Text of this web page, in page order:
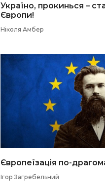
Україно, прокинься –
Європи!
Ніколя Амбер
Європеїзація по-
Ігор Загребельний